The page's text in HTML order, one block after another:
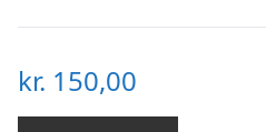
kr. 150,00